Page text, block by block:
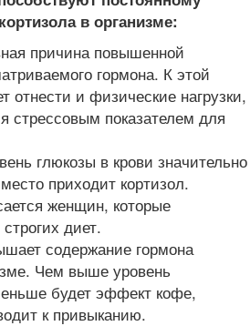
в организме:
причина повышенной
гормона. К этой
отнести и физические нагрузки,
стрессовым показателем для
глюкозы в крови значительно
приходит кортизол.
женщин, которые
диет.
содержание гормона
Чем выше уровень
будет эффект кофе,
к привыканию.